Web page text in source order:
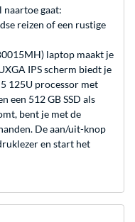
naartoe gaat:
reizen of een rustige
laptop maakt je
IPS scherm biedt je
125U processor met
een 512 GB SSD als
bent je met de
De aan/uit-knop
en start het